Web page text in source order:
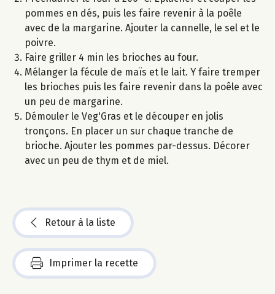
pommes en dés, puis les faire revenir à la poêle
avec de la margarine. Ajouter la cannelle, le sel et le
poivre.
Faire griller 4 min les brioches au four.
Mélanger la fécule de maïs et le lait. Y faire tremper
les brioches puis les faire revenir dans la poêle avec
un peu de margarine.
Démouler le Veg'Gras et le découper en jolis
tronçons. En placer un sur chaque tranche de
brioche. Ajouter les pommes par-dessus. Décorer
avec un peu de thym et de miel.
Retour à la liste
Imprimer la recette